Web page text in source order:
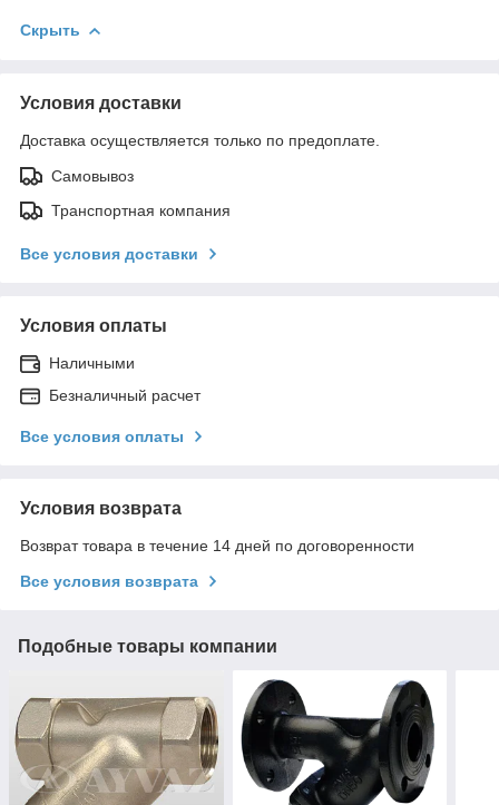
Скрыть
Условия доставки
Доставка осуществляется только по предоплате.
Самовывоз
Транспортная компания
Все условия доставки
Условия оплаты
Наличными
Безналичный расчет
Все условия оплаты
Условия возврата
Возврат товара в течение 14 дней по договоренности
Все условия возврата
Подобные товары компании